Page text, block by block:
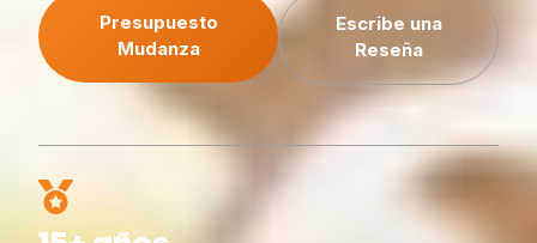
Presupuesto
Mudanza
Escribe una
Reseña